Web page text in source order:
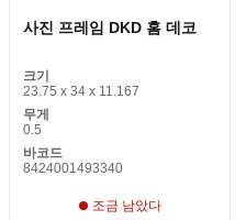
사진 프레임 DKD 홈 데코
크기
23.75 x 34 x 11.167
무게
0.5
바코드
8424001493340
조금 남았다